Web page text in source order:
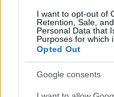
I want to opt-out of
Retention, Sale,
Personal Data that
Purposes for which
Opted Out
Google consents
Όροι Χρήσης. Το site
Πολιτική Απορρήτου&
ΖΕΥΓΑΡΙ